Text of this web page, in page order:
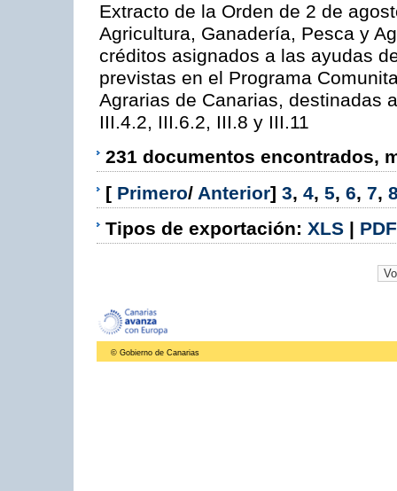
Extracto de la Orden de 2 de
Agricultura, Ganadería, Pesca y
créditos asignados a las ayudas
previstas en el Programa
Agrarias de Canarias, destinadas
III.4.2, III.6.2, III.8 y III.11
231 documentos encontrados,
[ Primero/ Anterior] 3, 4, 5, 6, 7,
Tipos de exportación: XLS | PDF
© Gobierno de Canarias